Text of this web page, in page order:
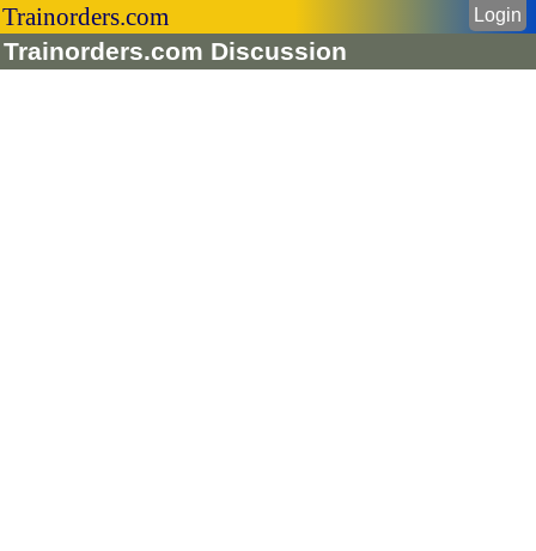
Trainorders.com
Trainorders.com Discussion
Login